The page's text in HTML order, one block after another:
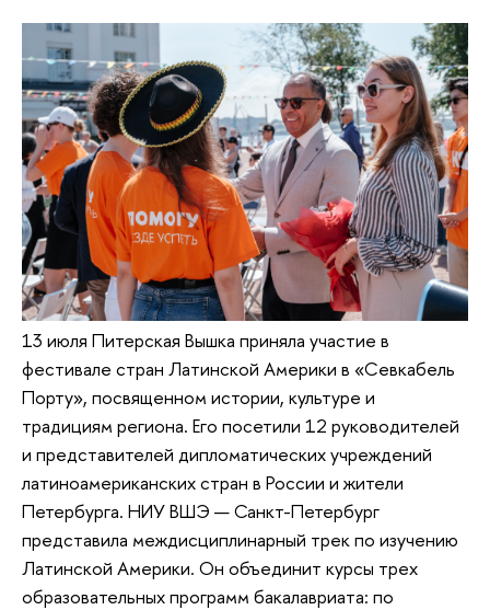
13 июля Питерская Вышка приняла участие в
фестивале стран Латинской Америки в «Севкабель
Порту», посвященном истории, культуре и
традициям региона. Его посетили 12 руководителей
и представителей дипломатических учреждений
латиноамериканских стран в России и жители
Петербурга. НИУ ВШЭ — Санкт-Петербург
представила междисциплинарный трек по изучению
Латинской Америки. Он объединит курсы трех
образовательных программ бакалавриата: по